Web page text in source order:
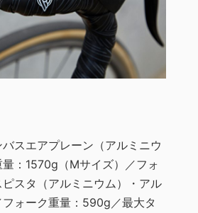
スエアプレーン（アルミニウ
：1570g（Mサイズ）／フォ
スタ（アルミニウム）・アル
フォーク重量：590g／最大タ